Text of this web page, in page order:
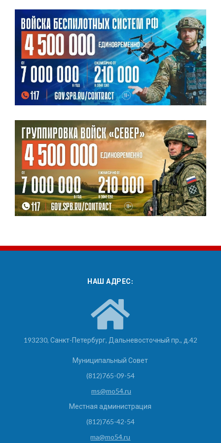
НАШ АДРЕС:
193230, Санкт-Петербург, Дальневосточный пр., д.42
Муниципальный Совет
(812)765-09-54
ms@mo54.ru
Местная администрация
(812)765-42-54
ma@mo54.ru